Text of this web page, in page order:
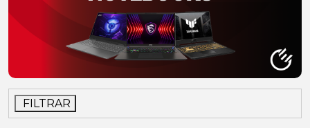
FILTRAR